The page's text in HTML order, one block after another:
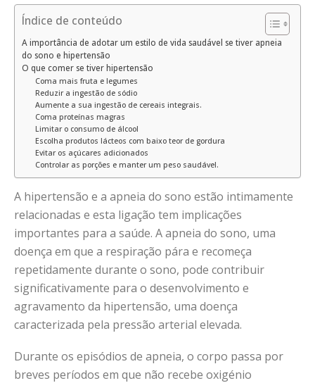
Índice de conteúdo
A importância de adotar um estilo de vida saudável se tiver apneia
do sono e hipertensão
O que comer se tiver hipertensão
Coma mais fruta e legumes
Reduzir a ingestão de sódio
Aumente a sua ingestão de cereais integrais.
Coma proteínas magras
Limitar o consumo de álcool
Escolha produtos lácteos com baixo teor de gordura
Evitar os açúcares adicionados
Controlar as porções e manter um peso saudável.
A hipertensão e a apneia do sono estão intimamente
relacionadas e esta ligação tem implicações
importantes para a saúde. A apneia do sono, uma
doença em que a respiração pára e recomeça
repetidamente durante o sono, pode contribuir
significativamente para o desenvolvimento e
agravamento da hipertensão, uma doença
caracterizada pela pressão arterial elevada.
Durante os episódios de apneia, o corpo passa por
breves períodos em que não recebe oxigénio